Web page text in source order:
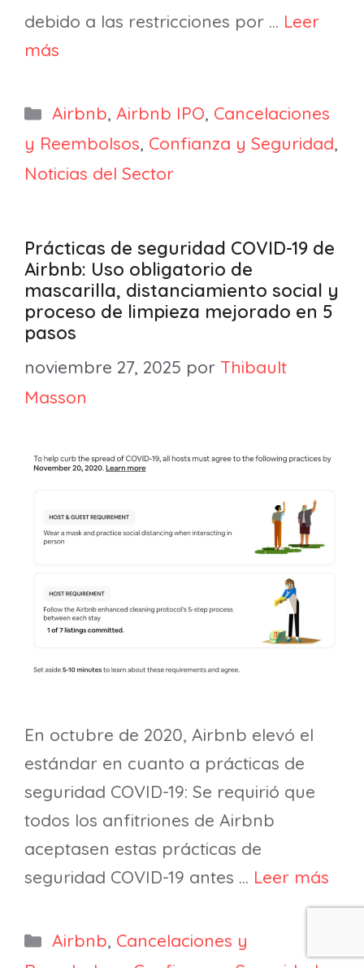
debido a las restricciones por … Leer
más
Categorías
Airbnb, Airbnb IPO, Cancelaciones
y Reembolsos, Confianza y Seguridad,
Noticias del Sector
Prácticas de seguridad COVID-19 de
Airbnb: Uso obligatorio de
mascarilla, distanciamiento social y
proceso de limpieza mejorado en 5
pasos
noviembre 27, 2025 por Thibault
Masson
En octubre de 2020, Airbnb elevó el
estándar en cuanto a prácticas de
seguridad COVID-19: Se requirió que
todos los anfitriones de Airbnb
aceptasen estas prácticas de
seguridad COVID-19 antes … Leer más
Categorías
Airbnb, Cancelaciones y